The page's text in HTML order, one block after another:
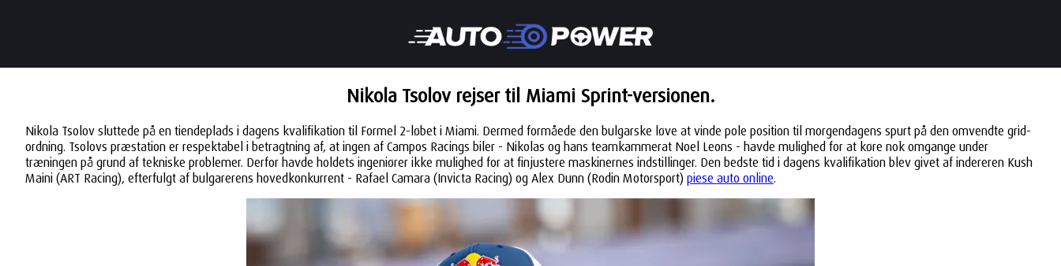
Nikola Tsolov rejser til Miami Sprint-versionen.
Nikola Tsolov sluttede på en tiendeplads i dagens kvalifikation til Formel 2-løbet i Miami. Dermed formåede den bulgarske løve at vinde pole position til morgendagens spurt på den omvendte grid-
ordning. Tsolovs præstation er respektabel i betragtning af, at ingen af Campos Racings biler - Nikolas og hans teamkammerat Noel Leons - havde mulighed for at køre nok omgange under
træningen på grund af tekniske problemer. Derfor havde holdets ingeniører ikke mulighed for at finjustere maskinernes indstillinger. Den bedste tid i dagens kvalifikation blev givet af indereren Kush
Maini (ART Racing), efterfulgt af bulgarerens hovedkonkurrent - Rafael Camara (Invicta Racing) og Alex Dunn (Rodin Motorsport) piese auto online.